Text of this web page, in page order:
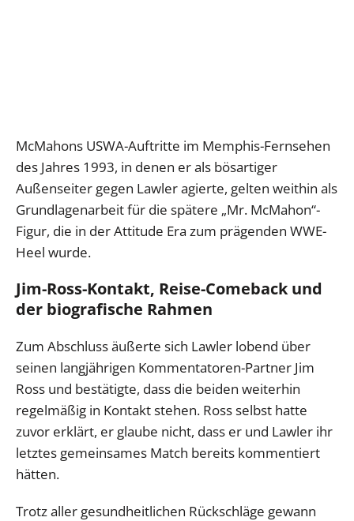
McMahons USWA-Auftritte im Memphis-Fernsehen
des Jahres 1993, in denen er als bösartiger
Außenseiter gegen Lawler agierte, gelten weithin als
Grundlagenarbeit für die spätere „Mr. McMahon“-
Figur, die in der Attitude Era zum prägenden WWE-
Heel wurde.
Jim-Ross-Kontakt, Reise-Comeback und
der biografische Rahmen
Zum Abschluss äußerte sich Lawler lobend über
seinen langjährigen Kommentatoren-Partner Jim
Ross und bestätigte, dass die beiden weiterhin
regelmäßig in Kontakt stehen. Ross selbst hatte
zuvor erklärt, er glaube nicht, dass er und Lawler ihr
letztes gemeinsames Match bereits kommentiert
hätten.
Trotz aller gesundheitlichen Rückschläge gewann